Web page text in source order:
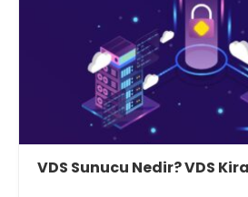
VDS Sunucu Nedir? VDS